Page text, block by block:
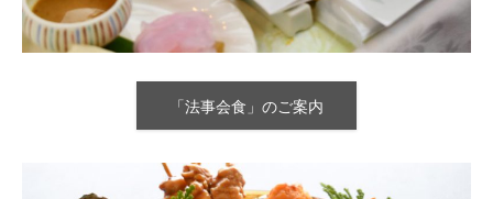
「法事会食」のご案内